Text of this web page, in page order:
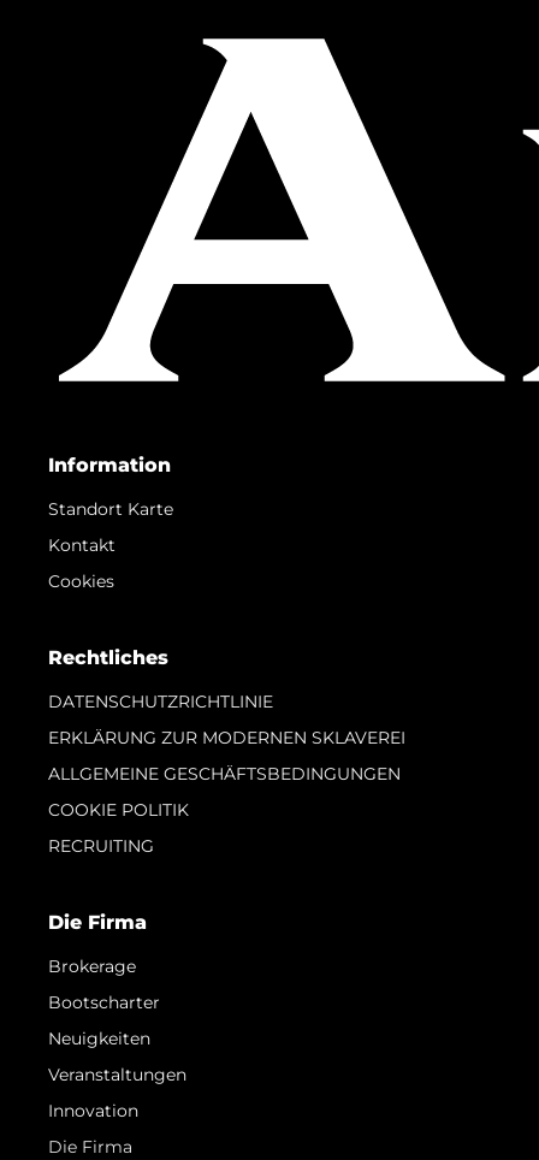
Information
Standort Karte
Kontakt
Cookies
Rechtliches
DATENSCHUTZRICHTLINIE
ERKLÄRUNG ZUR MODERNEN SKLAVEREI
ALLGEMEINE GESCHÄFTSBEDINGUNGEN
COOKIE POLITIK
RECRUITING
Die Firma
Brokerage
Bootscharter
Neuigkeiten
Veranstaltungen
Innovation
Die Firma